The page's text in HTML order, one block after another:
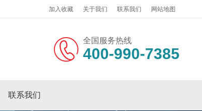
加入收藏 关于我们 联系我们 网站地图
全国服务热线
400-990-7385
联系我们